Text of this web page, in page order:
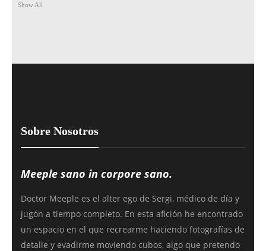
Show All
Sobre Nosotros
Meeple sano in corpore sano.
Doctor Meeple es el alter ego de Sergi, médico de día y
jugón a tiempo completo. En esta afición he encontrado
un espacio en el que recrearme haciendo fotografías de
detalle y evadirme moviendo cubos, algo que pretendo